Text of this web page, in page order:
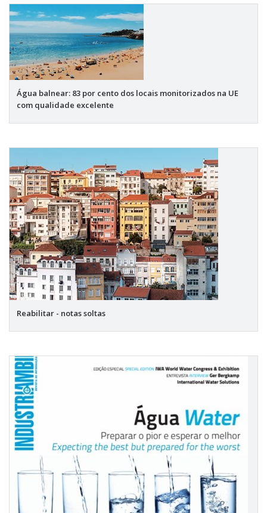
Água balnear: 83 por cento dos locais monitorizados na UE
com qualidade excelente
Reabilitar - notas soltas